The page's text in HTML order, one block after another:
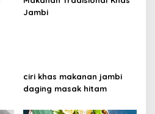
Jambi
ciri khas makanan jambi
daging masak hitam